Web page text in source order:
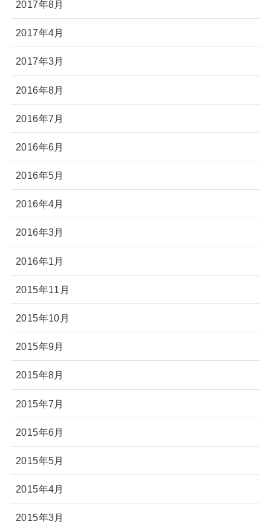
2017年8月
2017年4月
2017年3月
2016年8月
2016年7月
2016年6月
2016年5月
2016年4月
2016年3月
2016年1月
2015年11月
2015年10月
2015年9月
2015年8月
2015年7月
2015年6月
2015年5月
2015年4月
2015年3月